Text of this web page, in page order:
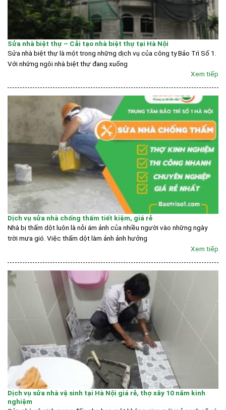
Sửa nhà biệt thự – Cải tạo nhà biệt thự tại Hà Nội
Sửa nhà biệt thự là một trong những dịch vụ của công ty Bảo Trì Số 1.
Với những ngôi nhà biệt thự đang xuống
Xem tiếp
Dịch vụ sửa nhà chống thấm tiết kiệm, giá rẻ
Nhà bị thấm dột luôn là nỗi ám ảnh của nhiều người vào những ngày
trời mưa gió. Việc thấm dột làm ảnh ảnh hưởng
Xem tiếp
Dịch vụ sửa nhà vệ sinh tại Hà Nội giá rẻ, thợ xây 10 năm kinh
nghiệm